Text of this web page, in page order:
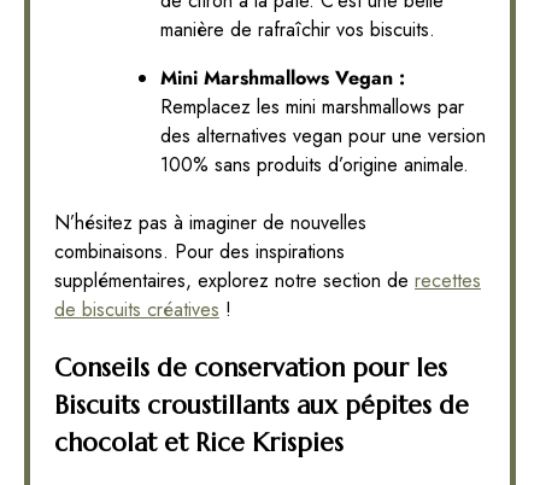
manière de rafraîchir vos biscuits.
Mini Marshmallows Vegan :
Remplacez les mini marshmallows par
des alternatives vegan pour une version
100% sans produits d’origine animale.
N’hésitez pas à imaginer de nouvelles
combinaisons. Pour des inspirations
supplémentaires, explorez notre section de recettes
de biscuits créatives !
Conseils de conservation pour les
Biscuits croustillants aux pépites de
chocolat et Rice Krispies